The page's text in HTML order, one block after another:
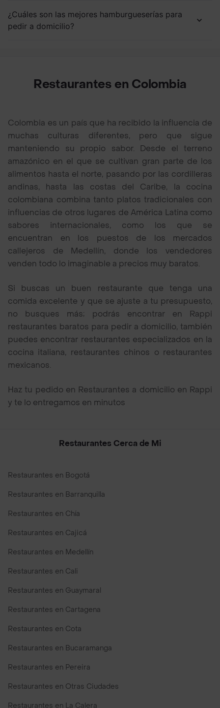
¿Cuáles son las mejores hamburgueserías para
pedir a domicilio?
Restaurantes en Colombia
Colombia es un país que ha recibido la influencia de
muchas culturas diferentes, pero que sigue
manteniendo su propio sabor. Desde el terreno
amazónico en el que se cultivan gran parte de los
alimentos hasta el norte, pasando por las cordilleras
andinas, hasta las costas del Caribe, la cocina
colombiana combina tanto platos tradicionales con
influencias de otros lugares de América Latina como
sabores internacionales, como los que se
encuentran en los puestos de los mercados
callejeros de Medellín, donde los vendedores
venden todo lo imaginable a precios muy baratos.
Si buscas un buen restaurante que tenga una
comida excelente y que se ajuste a tu presupuesto,
no busques más; podrás encontrar en Rappi
restaurantes baratos para pedir a domicilio, también
puedes encontrar restaurantes especializados en la
cocina italiana, restaurantes chinos o restaurantes
mexicanos.
Haz tu pedido en Restaurantes a domicilio en Rappi
y te lo entregamos en minutos
Restaurantes Cerca de Mi
Restaurantes en Bogotá
Restaurantes en Barranquilla
Restaurantes en Chía
Restaurantes en Cajicá
Restaurantes en Medellín
Restaurantes en Cali
Restaurantes en Guaymaral
Restaurantes en Cartagena
Restaurantes en Cota
Restaurantes en Bucaramanga
Restaurantes en Pereira
Restaurantes en Otras Ciudades
Restaurantes en La Calera